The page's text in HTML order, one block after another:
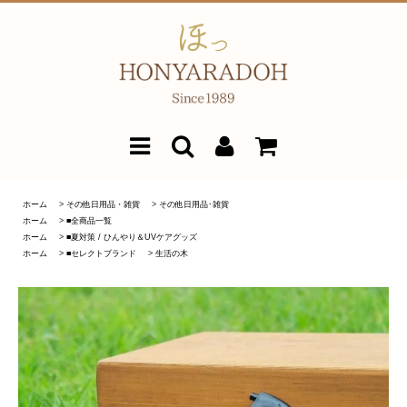
ホーム > その他日用品・雑貨 > その他日用品･雑貨
ホーム
> ■全商品一覧
ホーム
> ■夏対策 / ひんやり＆UVケアグッズ
ホーム
> ■セレクトブランド > 生活の木